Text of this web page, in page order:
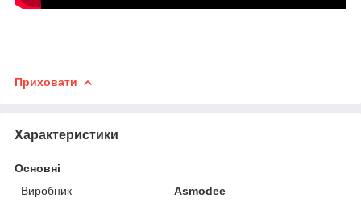
Приховати
Характеристики
Основні
Виробник
Asmodee